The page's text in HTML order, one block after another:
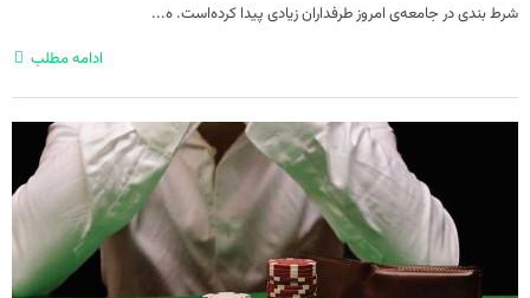
شرط بندی در جامعه‌ی امروز طرفداران زیادی پیدا کرده‌است. ه...
ادامه مطلب